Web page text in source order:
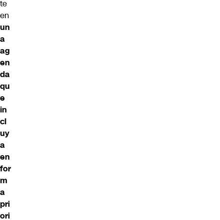
te
en
un
a
ag
en
da
qu
e
in
cl
uy
a
en
for
m
a
pri
ori